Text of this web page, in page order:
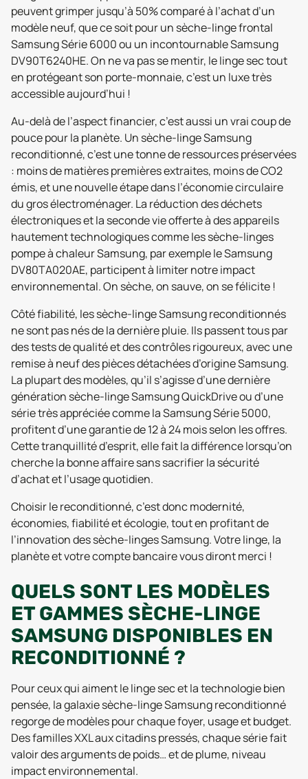
peuvent grimper jusqu’à 50% comparé à l’achat d’un
modèle neuf, que ce soit pour un sèche-linge frontal
Samsung Série 6000 ou un incontournable Samsung
DV90T6240HE. On ne va pas se mentir, le linge sec tout
en protégeant son porte-monnaie, c’est un luxe très
accessible aujourd’hui !
Au-delà de l’aspect financier, c’est aussi un vrai coup de
pouce pour la planète. Un sèche-linge Samsung
reconditionné, c’est une tonne de ressources préservées
: moins de matières premières extraites, moins de CO2
émis, et une nouvelle étape dans l’économie circulaire
du gros électroménager. La réduction des déchets
électroniques et la seconde vie offerte à des appareils
hautement technologiques comme les sèche-linges
pompe à chaleur Samsung, par exemple le Samsung
DV80TA020AE, participent à limiter notre impact
environnemental. On sèche, on sauve, on se félicite !
Côté fiabilité, les sèche-linge Samsung reconditionnés
ne sont pas nés de la dernière pluie. Ils passent tous par
des tests de qualité et des contrôles rigoureux, avec une
remise à neuf des pièces détachées d’origine Samsung.
La plupart des modèles, qu’il s’agisse d’une dernière
génération sèche-linge Samsung QuickDrive ou d’une
série très appréciée comme la Samsung Série 5000,
profitent d’une garantie de 12 à 24 mois selon les offres.
Cette tranquillité d’esprit, elle fait la différence lorsqu’on
cherche la bonne affaire sans sacrifier la sécurité
d’achat et l’usage quotidien.
Choisir le reconditionné, c’est donc modernité,
économies, fiabilité et écologie, tout en profitant de
l’innovation des sèche-linges Samsung. Votre linge, la
planète et votre compte bancaire vous diront merci !
QUELS SONT LES MODÈLES
ET GAMMES SÈCHE-LINGE
SAMSUNG DISPONIBLES EN
RECONDITIONNÉ ?
Pour ceux qui aiment le linge sec et la technologie bien
pensée, la galaxie sèche-linge Samsung reconditionné
regorge de modèles pour chaque foyer, usage et budget.
Des familles XXL aux citadins pressés, chaque série fait
valoir des arguments de poids… et de plume, niveau
impact environnemental.